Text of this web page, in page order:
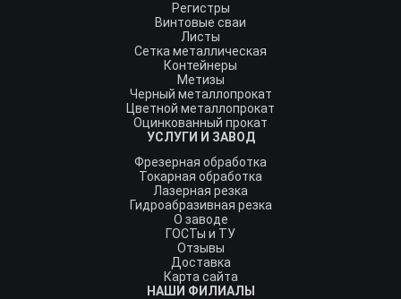
Регистры
Винтовые сваи
Листы
Сетка металлическая
Контейнеры
Метизы
Черный металлопрокат
Цветной металлопрокат
Оцинкованный прокат
УСЛУГИ И ЗАВОД
Фрезерная обработка
Токарная обработка
Лазерная резка
Гидроабразивная резка
О заводе
ГОСТы и ТУ
Отзывы
Доставка
Карта сайта
НАШИ ФИЛИАЛЫ